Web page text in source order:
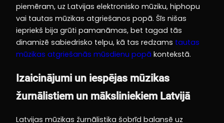
piemēram, uz Latvijas elektronisko mūziku, hiphopu
vai tautas mūzikas atgriešanos popā. Šīs nišas
iepriekš bija grūti pamanāmas, bet tagad tās
dinamizē sabiedrisko telpu, kā tas redzams tautas
mūzikas atgriešanās mūsdienu popā kontekstā.
Izaicinājumi un iespējas mūzikas
žurnālistiem un māksliniekiem Latvijā
Latvijas mūzikas žurnālistika šobrīd balansē uz